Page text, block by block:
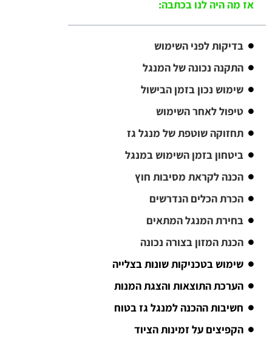
אז מה היה לנו בכתבה:
בדיקות לפני השימוש
התקנה נכונה של המנגל
שימוש נכון בזמן הבישול
טיפול לאחר השימוש
תחזוקה שוטפת של מנגל גז
ביטחון בזמן השימוש במנגל
הכנה לקראת מסיבות חוץ
הכרת הכלים הנדרשים
בחירת המנגל המתאים
הכנת המזון בצורה נכונה
שימוש בטכניקות שונות בצלייה
הערכת התוצאות והצגת המנות
חשיבות ההכנה למנגל גז בטוח
הקפיצים על זמינות הציוד